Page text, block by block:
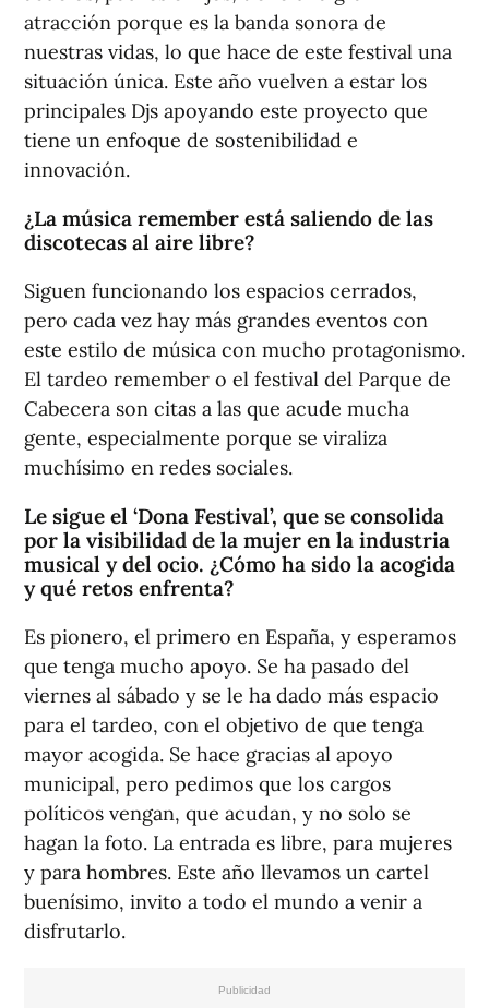
atracción porque es la banda sonora de
nuestras vidas, lo que hace de este festival una
situación única. Este año vuelven a estar los
principales Djs apoyando este proyecto que
tiene un enfoque de sostenibilidad e
innovación.
¿La música remember está saliendo de las
discotecas al aire libre?
Siguen funcionando los espacios cerrados,
pero cada vez hay más grandes eventos con
este estilo de música con mucho protagonismo.
El tardeo remember o el festival del Parque de
Cabecera son citas a las que acude mucha
gente, especialmente porque se viraliza
muchísimo en redes sociales.
Le sigue el ‘Dona Festival’, que se consolida
por la visibilidad de la mujer en la industria
musical y del ocio. ¿Cómo ha sido la acogida
y qué retos enfrenta?
Es pionero, el primero en España, y esperamos
que tenga mucho apoyo. Se ha pasado del
viernes al sábado y se le ha dado más espacio
para el tardeo, con el objetivo de que tenga
mayor acogida. Se hace gracias al apoyo
municipal, pero pedimos que los cargos
políticos vengan, que acudan, y no solo se
hagan la foto. La entrada es libre, para mujeres
y para hombres. Este año llevamos un cartel
buenísimo, invito a todo el mundo a venir a
disfrutarlo.